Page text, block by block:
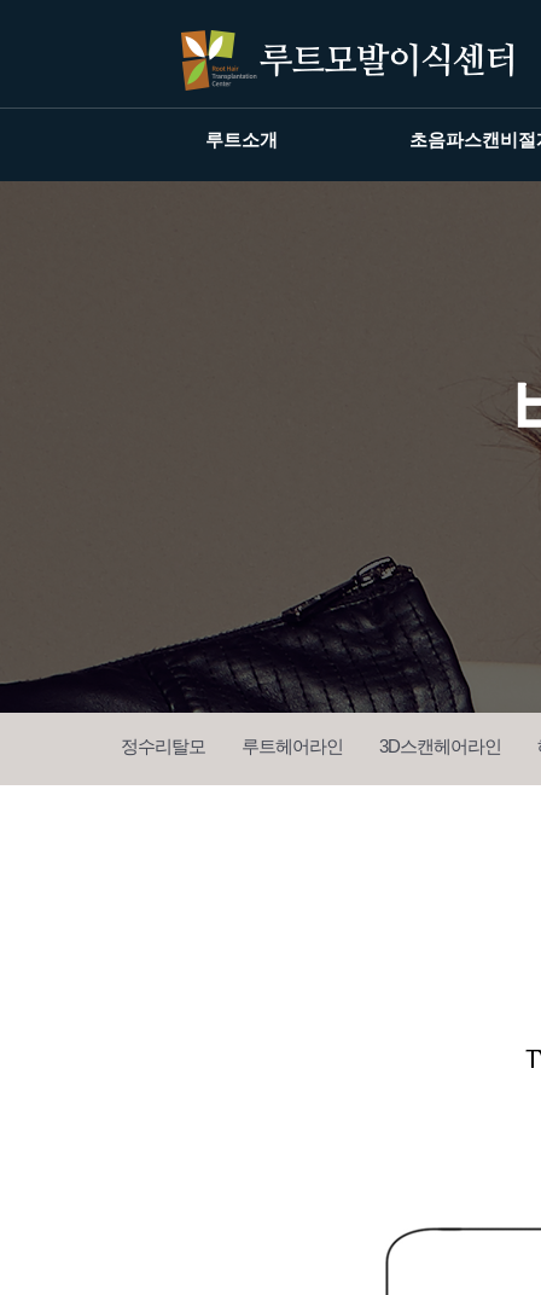
루트소개 초음파스캔비절
정수리탈모 루트헤어라인 3D스캔헤어라인